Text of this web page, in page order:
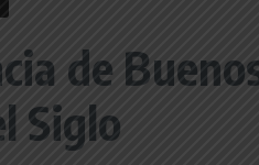
de
Siglo